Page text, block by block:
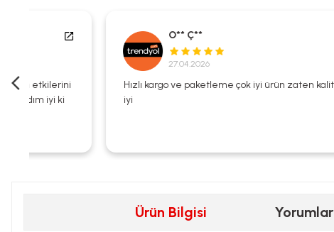
O** Ç**
27.04.2026
Hızlı kargo ve paketleme çok iyi ürün zaten kalitesi çok
iyi
Ürün Bilgisi Yorumlar